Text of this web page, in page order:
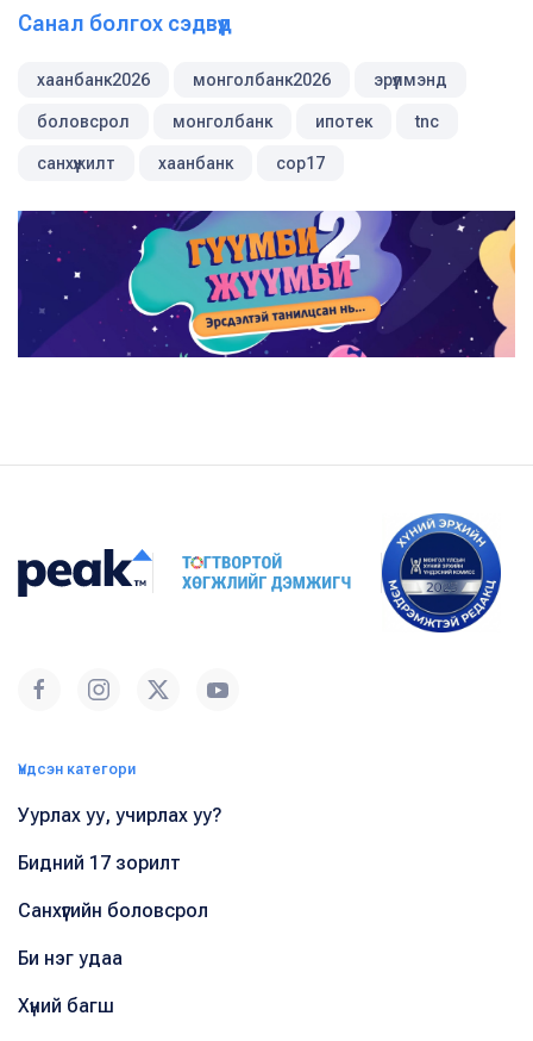
Санал болгох сэдвүүд
хаанбанк2026 монголбанк2026 эрүүлмэнд
боловсрол монголбанк ипотек tnc
санхүүжилт хаанбанк cop17
Үндсэн категори
Уурлах уу, учирлах уу?
Бидний 17 зорилт
Санхүүгийн боловсрол
Би нэг удаа
Хүний багш